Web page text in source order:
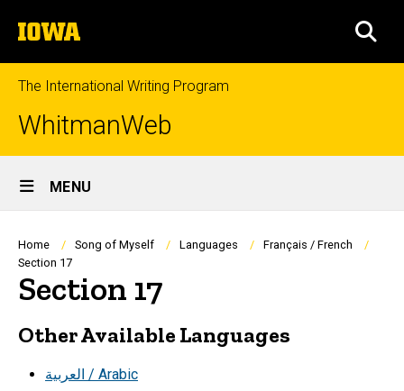
to
content
The
University
of
Iowa
The International Writing Program
WhitmanWeb
Site
Main
Navigation
MENU
Breadcrumb
Home Song of Myself Languages
Français / French
Section 17
Section 17
Other Available Languages
العربية / Arabic